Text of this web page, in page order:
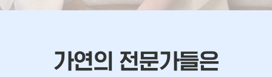
가연의 전문가들은